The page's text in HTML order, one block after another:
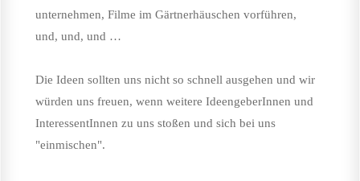
unternehmen, Filme im Gärtnerhäuschen vorführen,
und, und, und …
Die Ideen sollten uns nicht so schnell ausgehen und wir
würden uns freuen, wenn weitere IdeengeberInnen und
InteressentInnen zu uns stoßen und sich bei uns
"einmischen".